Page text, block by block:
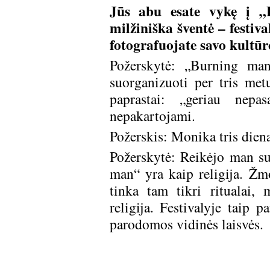
Jūs abu esate vykę į
milžiniška šventė –
fotografuojate savo
Požerskytė: „Burning
suorganizuoti per tris
paprastai: „geriau
nepakartojami.
Požerskis: Monika tris
Požerskytė: Reikėjo man
man“ yra kaip religija.
tinka tam tikri ritualai,
religija. Festivalyje taip
parodomos vidinės laisvės.